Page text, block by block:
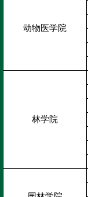
动物医学院
林学院